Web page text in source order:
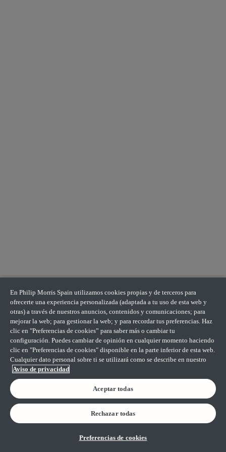
En Philip Morris Spain utilizamos cookies propias y de terceros para
ofrecerte una experiencia personalizada (adaptada a tu uso de esta web y
otras) a través de nuestros anuncios, contenidos y comunicaciones; para
mejorar la web; para gestionar la web; y para recordar tus preferencias. Haz
clic en "Preferencias de cookies” para saber más o cambiar tu
configuración. Puedes cambiar de opinión en cualquier momento haciendo
clic en "Preferencias de cookies" disponible en la parte inferior de esta web.
Cualquier dato personal sobre ti se utilizará como se describe en nuestro
Aviso de privacidad
Aceptar todas
Rechazar todas
Preferencias de cookies